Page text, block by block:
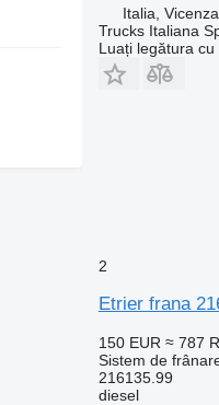
Italia,
Trucks Italiana
Luați legătura
2
Etrier frana
150 EUR ≈ 787
Sistem de
216135.99
diesel